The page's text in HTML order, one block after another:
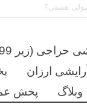
(زیر 99 هزار تومان)
ارزان
وبلاگ پخش